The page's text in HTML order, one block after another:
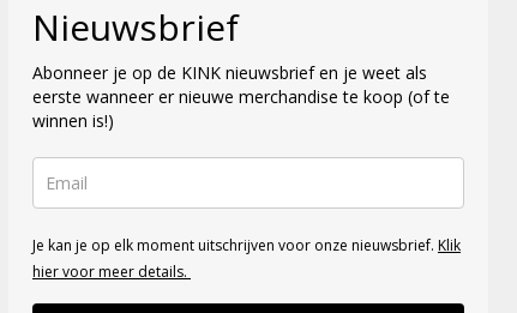
Nieuwsbrief
Abonneer je op de KINK nieuwsbrief en je weet als
eerste wanneer er nieuwe merchandise te koop (of te
winnen is!)
Je kan je op elk moment uitschrijven voor onze nieuwsbrief. Klik
hier voor meer details.